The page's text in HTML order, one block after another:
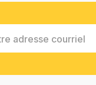
adresse courriel